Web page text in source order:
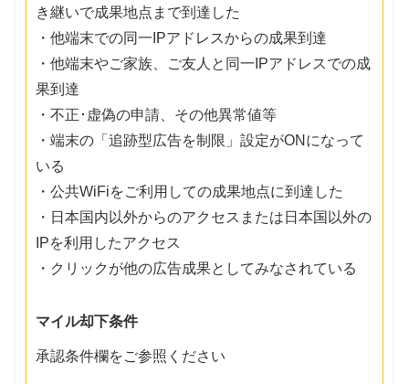
き継いで成果地点まで到達した
・他端末での同一IPアドレスからの成果到達
・他端末やご家族、ご友人と同一IPアドレスでの成
果到達
・不正･虚偽の申請、その他異常値等
・端末の「追跡型広告を制限」設定がONになって
いる
・公共WiFiをご利用しての成果地点に到達した
・日本国内以外からのアクセスまたは日本国以外の
IPを利用したアクセス
・クリックが他の広告成果としてみなされている
マイル却下条件
承認条件欄をご参照ください